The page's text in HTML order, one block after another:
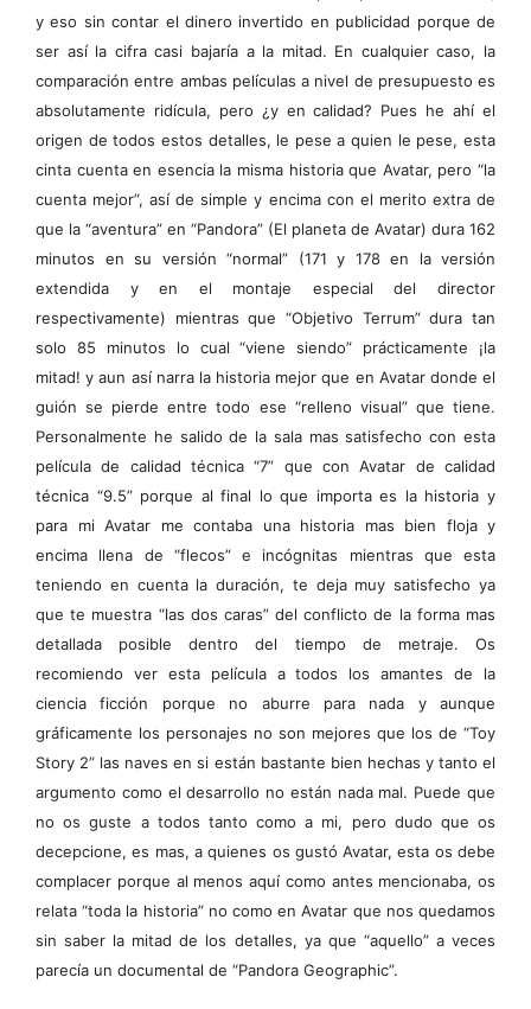
y eso sin contar el dinero invertido en publicidad porque de
ser así la cifra casi bajaría a la mitad. En cualquier caso, la
comparación entre ambas películas a nivel de presupuesto es
absolutamente ridícula, pero ¿y en calidad? Pues he ahí el
origen de todos estos detalles, le pese a quien le pese, esta
cinta cuenta en esencia la misma historia que Avatar, pero “la
cuenta mejor”, así de simple y encima con el merito extra de
que la “aventura” en “Pandora” (El planeta de Avatar) dura 162
minutos en su versión “normal” (171 y 178 en la versión
extendida y en el montaje especial del director
respectivamente) mientras que “Objetivo Terrum” dura tan
solo 85 minutos lo cual “viene siendo” prácticamente ¡la
mitad! y aun así narra la historia mejor que en Avatar donde el
guión se pierde entre todo ese “relleno visual” que tiene.
Personalmente he salido de la sala mas satisfecho con esta
película de calidad técnica “7” que con Avatar de calidad
técnica “9.5” porque al final lo que importa es la historia y
para mi Avatar me contaba una historia mas bien floja y
encima llena de “flecos” e incógnitas mientras que esta
teniendo en cuenta la duración, te deja muy satisfecho ya
que te muestra “las dos caras” del conflicto de la forma mas
detallada posible dentro del tiempo de metraje. Os
recomiendo ver esta película a todos los amantes de la
ciencia ficción porque no aburre para nada y aunque
gráficamente los personajes no son mejores que los de “Toy
Story 2” las naves en si están bastante bien hechas y tanto el
argumento como el desarrollo no están nada mal. Puede que
no os guste a todos tanto como a mi, pero dudo que os
decepcione, es mas, a quienes os gustó Avatar, esta os debe
complacer porque al menos aquí como antes mencionaba, os
relata “toda la historia” no como en Avatar que nos quedamos
sin saber la mitad de los detalles, ya que “aquello” a veces
parecía un documental de “Pandora Geographic”.